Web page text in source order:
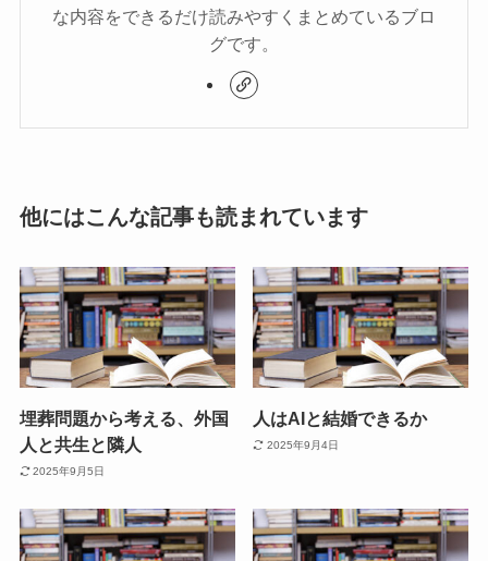
な内容をできるだけ読みやすくまとめているブロ
グです。
他にはこんな記事も読まれています
埋葬問題から考える、外国
人と共生と隣人
2025年9月5日
人はAIと結婚できるか
2025年9月4日